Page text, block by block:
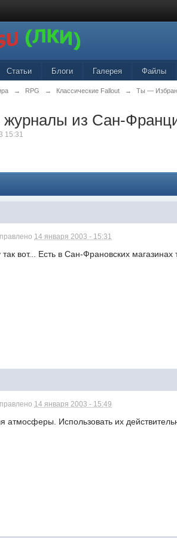
Статьи Блоги Галерея Файлы
→ RPG → Классические Fallout → Ты —
из Сан-
15:31
14 января 2003 - 15:31
так вот... Есть в Сан-Франовских
14 января 2003 - 15:49
атмосферы. Использовать их